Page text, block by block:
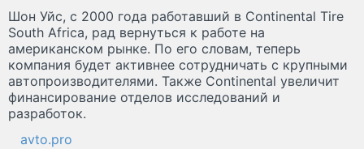
Шон Уйс, с 2000 года работавший в Continental Tire
South Africa, рад вернуться к работе на
американском рынке. По его словам, теперь
компания будет активнее сотрудничать с крупными
автопроизводителями. Также Continental увеличит
финансирование отделов исследований и
разработок.
avto.pro